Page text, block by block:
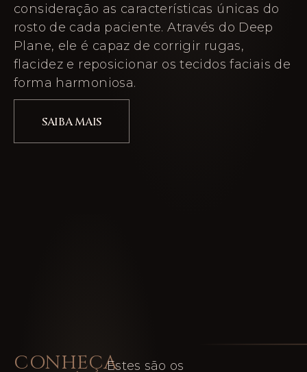
consideração as características únicas do
rosto de cada paciente. Através do Deep
Plane, ele é capaz de corrigir rugas,
flacidez e reposicionar os tecidos faciais de
forma harmoniosa.
SAIBA MAIS
CONHEÇAEstes são os